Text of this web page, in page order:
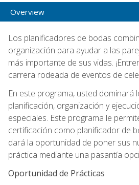
Overview
Los planificadores de bodas
organización para ayudar a las
más importante de sus vidas.
carrera rodeada de eventos de
En este programa, usted dominará
planificación, organización y
especiales. Este programa le
certificación como planificador de
dará la oportunidad de poner sus
práctica mediante una pasantía
Oportunidad de Prácticas